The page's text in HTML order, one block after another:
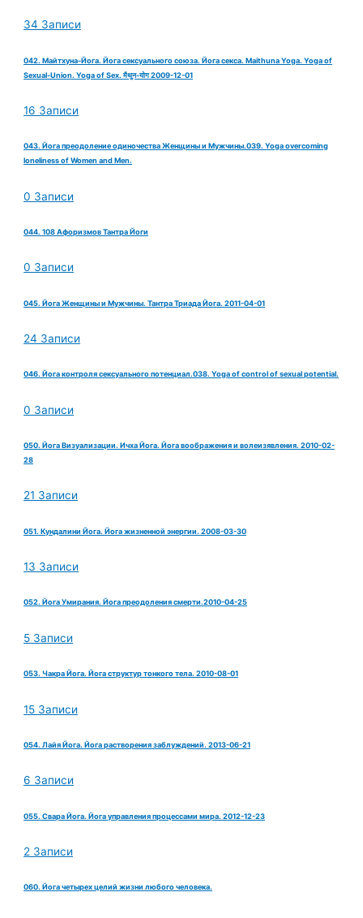
34 Записи
042. Майтхуна-Йога. Йога сексуального союза. Йога секса. Maithuna Yoga. Yoga of
Sexual-Union. Yoga of Sex. मैथुन-योग 2009-12-01
16 Записи
043. Йога преодоление одиночества Женщины и Мужчины.039. Yoga overcoming
loneliness of Women and Men.
0 Записи
044. 108 Афоризмов Тантра Йоги
0 Записи
045. Йога Женщины и Мужчины. Тантра Триада Йога. 2011-04-01
24 Записи
046. Йога контроля сексуального потенциал.038. Yoga of control of sexual potential.
0 Записи
050. Йога Визуализации. Ичха Йога. Йога воображения и волеизявления. 2010-02-
28
21 Записи
051. Кундалини Йога. Йога жизненной энергии. 2008-03-30
13 Записи
052. Йога Умирания. Йога преодоления смерти.2010-04-25
5 Записи
053. Чакра Йога. Йога структур тонкого тела. 2010-08-01
15 Записи
054. Лайя Йога. Йога растворения заблуждений. 2013-06-21
6 Записи
055. Свара Йога. Йога управления процессами мира. 2012-12-23
2 Записи
060. Йога четырех целий жизни любого человека.